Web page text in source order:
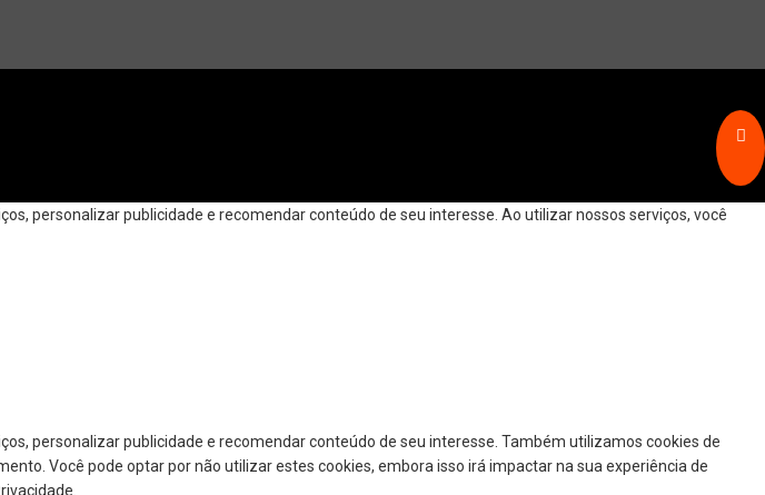
personalizar publicidade e recomendar conteúdo de seu interesse. Ao utilizar nossos serviços, você
personalizar publicidade e recomendar conteúdo de seu interesse. Também utilizamos cookies de
Você pode optar por não utilizar estes cookies, embora isso irá impactar na sua experiência de